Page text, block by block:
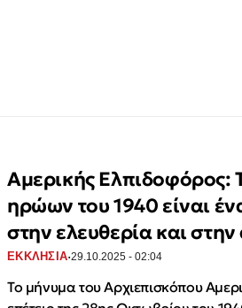
Αμερικής Ελπιδοφόρος:
ηρώων του 1940 είναι
στην ελευθερία και
ΕΚΚΛΗΣΙΑ·29.10.2025 - 02:04
Το μήνυμα του Αρχιεπισκόπου